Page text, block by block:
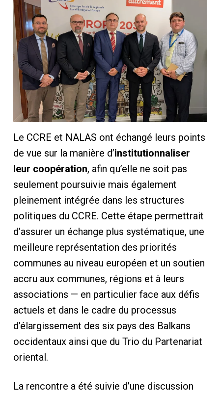
Le CCRE et NALAS ont échangé leurs points
de vue sur la manière d’institutionnaliser
leur coopération, afin qu’elle ne soit pas
seulement poursuivie mais également
pleinement intégrée dans les structures
politiques du CCRE. Cette étape permettrait
d’assurer un échange plus systématique, une
meilleure représentation des priorités
communes au niveau européen et un soutien
accru aux communes, régions et à leurs
associations — en particulier face aux défis
actuels et dans le cadre du processus
d’élargissement des six pays des Balkans
occidentaux ainsi que du Trio du Partenariat
oriental.
La rencontre a été suivie d’une discussion